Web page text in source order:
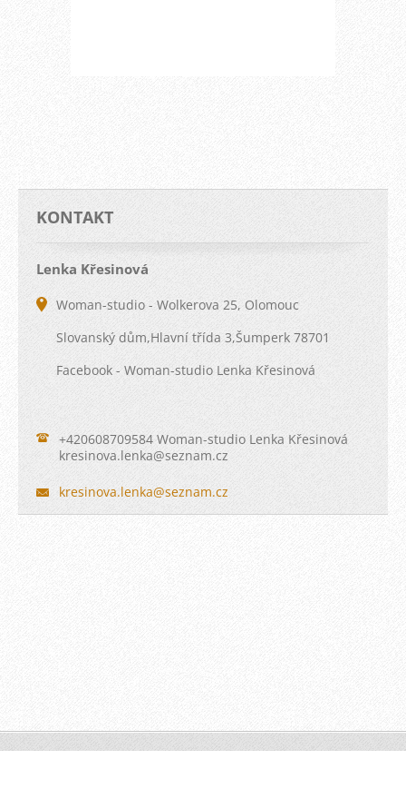
KONTAKT
Lenka Křesinová
Woman-studio - Wolkerova 25, Olomouc
Slovanský dům,Hlavní třída 3,Šumperk 78701
Facebook - Woman-studio Lenka Křesinová
+420608709584 Woman-studio Lenka Křesinová
kresinova.lenka@seznam.cz
kresinova.lenka@seznam.cz